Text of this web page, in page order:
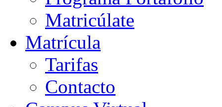
Matricúlate
Matrícula
Tarifas
Contacto